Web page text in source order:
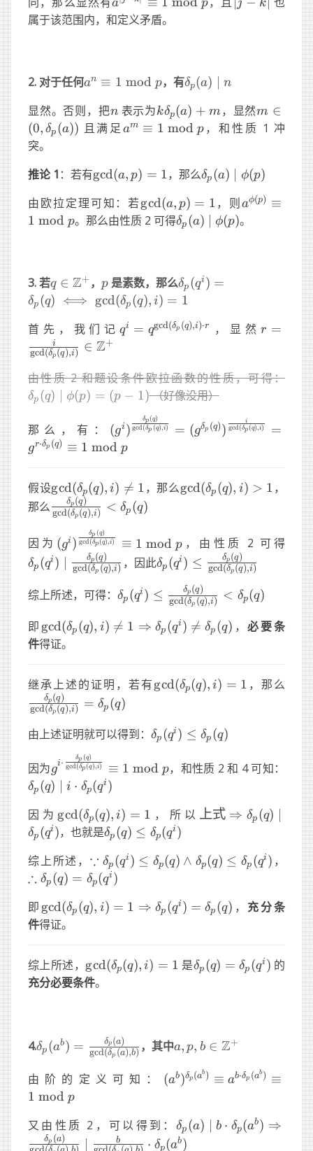
k|}\equiv1\
a p j k
属于该范围内，和定义矛盾。
2. 对于任何a^n \equiv
\text{mod}\
p
an ≡ 1 mod p，有\delta_p(a)
δp(a) n
显然。否则，把n
n表示为k\delta_p(a)
+ m
kδp(a) + m，显然m \in
m ∈
(0, δp (a)) 且满足 a^m \equiv
p
am ≡ 1 mod p，和性质 1 冲
突。
推论 1 ：若有\gcd(a,
gcd(a, p) = 1，那么\delta_p(a)
\phi(p)
δp (a) ϕ(p)
由欧拉定理可知：若\gcd(a,
p) = 1
gcd(a, p) = 1 ，则a^{\phi(p)}
\equiv 1 \
aϕ(p) ≡
1 mod p。那么由性质 2 可得\delta_p(a)
δp (a) ϕ(p)。
3. 若q\in\Z^+
q ∈ Z+ ，p
p 是素数，那么
\iff \gcd(\delta_p(q),
δp (qi ) =
δp (q) ⟺ gcd(δp (q), i) = 1
首先，我们记q^i =
qi = qgcd(δp (q),i)⋅r ，显然 r=\frac
r =
gcd(δp (q),i)
i ∈ Z+
由性质 2 和题设条件欧拉函数的性质，可得：
δp (q) ∣ ϕ(p) = (p − 1)（好像没用）
那么，有： (g^i)^{\frac{\delta_p(q)}
{\gcd(\delta_p(q), i)}}=
(g^{\delta_p(q)})^{\frac
i)}}=g^{r\cdot
\delta_p(q)}\equiv1\
\text{mod}\ p
(gi ) gcd(δp (q),i)
δp (q)
= (gδp (q)) gcd(δp (q),i)
i
=
gr⋅δp (q) ≡ 1 mod p
假设\gcd(\delta_p(q),
i)\ne1
gcd(δp(q), i) 
= 1 ，那么\gcd(\delta_p(q),
gcd(δp (q), i) > 1 ，
那么\frac{\delta_p(q)}
{\gcd(\delta_p(q),
i)}<\delta_p(q)
gcd(δp (q),i)
δp (q) < δp (q)
因为 (g^i)^{\frac{\delta_p(q)}
{\gcd(\delta_p(q),
i)}}\equiv1\
\text{mod}\ p
(gi ) gcd(δp (q),i)
δp (q)
≡ 1 mod p，由性质 2 可得
δp (qi ) ∣ gcd(δp (q),i)
δp (q) ，因此
{\gcd(\delta_p(q), i)}
δp (qi ) ≤ gcd(δp (q),i)
δp (q)
综上所述，可得：
{\gcd(\delta_p(q),
<\delta_p(q)
δp (qi ) ≤ gcd(δp (q),i)
δp (q) < δp(q)
即 \gcd(\delta_p(q),
i)\ne1\Rightarrow
gcd(δp (q), i) 
= 1 ⇒ δp (qi ) 
= δp (q) ，必要条
件得证。
继承上述的证明，若有\gcd(\delta_p(q),
gcd(δp(q), i) = 1 ，那么
gcd(δp (q),i)
δp (q) = δp (q)
由上述证明就可以得到： \delta_p(q^i)\le\delta_p(q)
δp (qi ) ≤ δp (q)
因为 g^{i\cdot\frac{\delta_p(q)}
{\gcd(\delta_p(q),
i)}}\equiv1\ \text{mod}\ p
g
i⋅ gcd(δp (q),i)
δp (q)
≡ 1 mod p，和性质 2 和 4 可知：
δp (q) i ⋅ δp(qi )
因为 \gcd(\delta_p(q),
i)=1
gcd(δp(q), i) = 1 ，所以
上
上式 ⇒ δp (q)
δp (qi )，也就是\delta_p(q)\le\delta_p(q^i)
δp (q) ≤ δp(qi )
综上所述，\because
\delta_p(q^i)\le\delta_p(q)
\delta_p(q)\le\delta_p(q^i)
∵ δp (qi ) ≤ δp(q) ∧ δp(q) ≤ δp (qi ) ，
∴ δp (q) = δp(qi )
即 \gcd(\delta_p(q),
i)=1\Rightarrow
gcd(δp (q), i) = 1 ⇒ δp (qi ) = δp (q) ， 充分条
件得证。
综上所述， \gcd(\delta_p(q),
i)=1
gcd(δp(q), i) = 1 是δp (q) = δp (qi ) 的
充分必要条件。
4.\delta_p(a^b) =
\frac{\delta_p(a)}
{\gcd(\delta_p(a),
b)}
δp (ab) = gcd(δp (a),b)
δp (a) ，其中a, p,
\Z^+
a, p, b ∈ Z+
由阶的定义可知： (ab)δp (ab ) ≡ ab⋅δp (ab) ≡
1 mod p
又由性质 2，可以得到：\delta_p(a)\mid
b\cdot\delta_p(a^b)
δp (a) b ⋅ δp(ab) ⇒
δp (a) b ⋅ δp(ab)